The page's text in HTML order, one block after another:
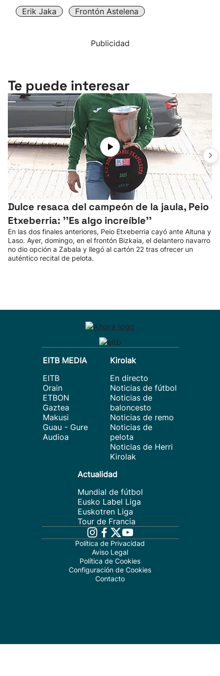
Erik Jaka
Frontón Astelena
Publicidad
Te puede interesar
Dulce resaca del campeón de la jaula, Peio
Etxeberria: ''Es algo increíble''
En las dos finales anteriores, Peio Etxeberria cayó ante Altuna y
Laso. Ayer, domingo, en el frontón Bizkaia, el delantero navarro
no dio opción a Zabala y llegó al cartón 22 tras ofrecer un
auténtico recital de pelota.
EITB MEDIA
EITB
Orain
ETBON
Gaztea
Makusi
Guau - Gure
Audioa
Kirolak
En directo
Noticias de fútbol
Noticias de
baloncesto
Noticias de remo
Noticias de
pelota
Noticias de Herri
Kirolak
Actualidad
Mundial de fútbol
Eusko Label Liga
Euskotren Liga
Tour de Francia
Política de Privacidad
Aviso Legal
Política de Cookies
Configuración de Cookies
Contacto